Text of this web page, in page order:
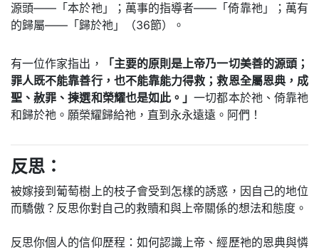
源頭——「本於祂」；萬事的指導者——「倚靠祂」；萬有
的歸屬——「歸於祂」（36節）。
有一位作家指出，
「主要的原則是上帝乃一切美善的源頭；
罪人既不能靠善行，也不能靠能力得救；救恩全屬恩典，成
聖、赦罪、揀選和榮耀也是如此。」一切都本於祂、倚靠祂
和歸於祂。願榮耀歸給祂，直到永永遠遠。阿們！
反思：
被嫁接到葡萄樹上的枝子會受到怎樣的誘惑，因自己的地位
而驕傲？反思你對自己的救贖和與上帝關係的想法和態度。
反思你個人的信仰歷程：如何認識上帝、經歷祂的恩典與憐